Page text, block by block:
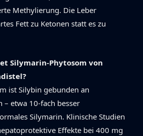
Methylierung. Die Leber
Fett zu Ketonen statt es zu
Silymarin-Phytosom von
ist Silybin gebunden an
– etwa 10-fach besser
Silymarin. Klinische Studien
Effekte bei 400 mg